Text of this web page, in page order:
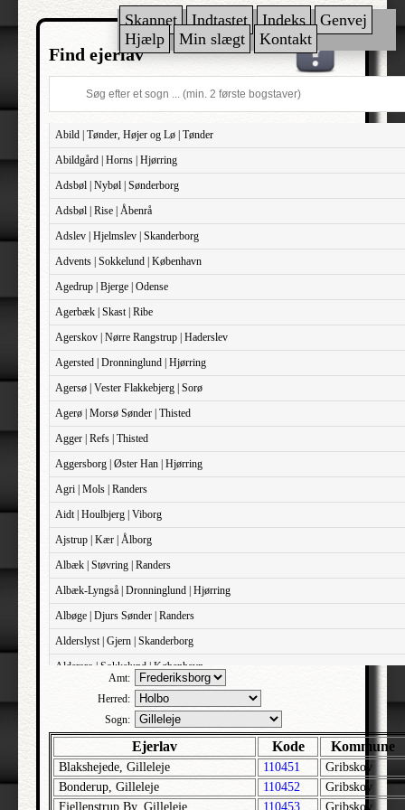
Skannet Indtastet Indeks
Genvej
Hjælp
Min slægt Kontakt
Find ejerlav
Abild | Tønder, Højer og Lø | Tønder
Abildgård | Horns | Hjørring
Adsbøl | Nybøl | Sønderborg
Adsbøl | Rise | Åbenrå
Adslev | Hjelmslev | Skanderborg
Advents | Sokkelund | København
Agedrup | Bjerge | Odense
Agerbæk | Skast | Ribe
Agerskov | Nørre Rangstrup | Haderslev
Agersted | Dronninglund | Hjørring
Agersø | Vester Flakkebjerg | Sorø
Agerø | Morsø Sønder | Thisted
Agger | Refs | Thisted
Aggersborg | Øster Han | Hjørring
Agri | Mols | Randers
Aidt | Houlbjerg | Viborg
Ajstrup | Kær | Ålborg
Albæk | Støvring | Randers
Albæk-Lyngså | Dronninglund | Hjørring
Albøge | Djurs Sønder | Randers
Alderslyst | Gjern | Skanderborg
Aldersro | Sokkelund | København
Allehelgens | Sokkelund | København
Aller | Sønder Tyrstrup | Haderslev
Allerslev | Bårse | Præstø
Allerslev | Voldborg | Roskilde
Allerup | Åsum | Odense
Amt:
Herred:
Sogn:
Ejerlav Kode Kommune
Blakshejede, Gilleleje 110451
Gribskov
Bonderup, Gilleleje
110452
Gribskov
Fjellenstrup By, Gilleleje
110453 Gribskov